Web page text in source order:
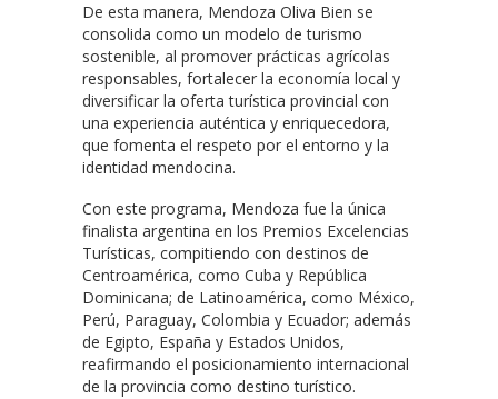
De esta manera, Mendoza Oliva Bien se
consolida como un modelo de turismo
sostenible, al promover prácticas agrícolas
responsables, fortalecer la economía local y
diversificar la oferta turística provincial con
una experiencia auténtica y enriquecedora,
que fomenta el respeto por el entorno y la
identidad mendocina.
Con este programa, Mendoza fue la única
finalista argentina en los Premios Excelencias
Turísticas, compitiendo con destinos de
Centroamérica, como Cuba y República
Dominicana; de Latinoamérica, como México,
Perú, Paraguay, Colombia y Ecuador; además
de Egipto, España y Estados Unidos,
reafirmando el posicionamiento internacional
de la provincia como destino turístico.